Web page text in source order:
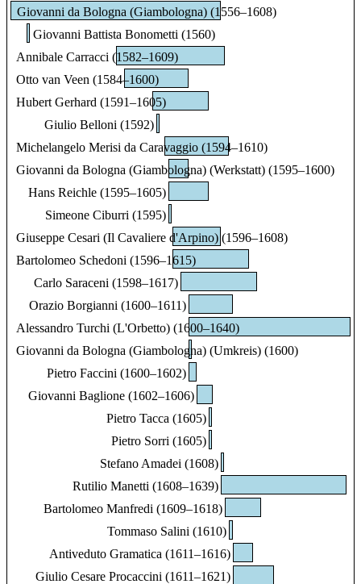
Giovanni da Bologna (Giambologna) (1556–1608)
Giovanni Battista Bonometti (1560)
Annibale Carracci (1582–1609)
Otto van Veen (1584–1600)
Hubert Gerhard (1591–1605)
Giulio Belloni (1592)
Michelangelo Merisi da Caravaggio (1594–1610)
Giovanni da Bologna (Giambologna) (Werkstatt) (1595–1600)
Hans Reichle (1595–1605)
Simeone Ciburri (1595)
Giuseppe Cesari (Il Cavaliere d'Arpino) (1596–1608)
Bartolomeo Schedoni (1596–1615)
Carlo Saraceni (1598–1617)
Orazio Borgianni (1600–1611)
Alessandro Turchi (L'Orbetto) (1600–1640)
Giovanni da Bologna (Giambologna) (Umkreis) (1600)
Pietro Faccini (1600–1602)
Giovanni Baglione (1602–1606)
Pietro Tacca (1605)
Pietro Sorri (1605)
Stefano Amadei (1608)
Rutilio Manetti (1608–1639)
Bartolomeo Manfredi (1609–1618)
Tommaso Salini (1610)
Antiveduto Gramatica (1611–1616)
Giulio Cesare Procaccini (1611–1621)